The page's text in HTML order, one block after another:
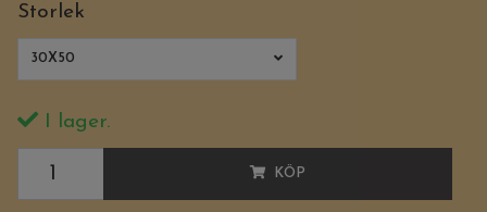
Storlek
30X50
I lager.
KÖP